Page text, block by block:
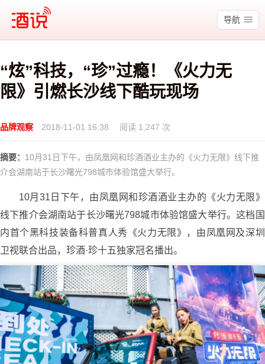
酒说
导航
“炫”科技，“珍”过瘾！《火力无
限》引燃长沙线下酷玩现场
品牌观察 2018-11-01 16:38 阅读 1,247 次
摘要： ​10月31日下午，由凤凰网和珍酒酒业主办的《火力无限》线下推
介会湖南站于长沙曙光798城市体验馆盛大举行。
10月31日下午，由凤凰网和珍酒酒业主办的《火力无限》
线下推介会湖南站于长沙曙光798城市体验馆盛大举行。这档国
内首个黑科技装备科普真人秀《火力无限》，由凤凰网及深圳
卫视联合出品，珍酒·珍十五独家冠名播出。